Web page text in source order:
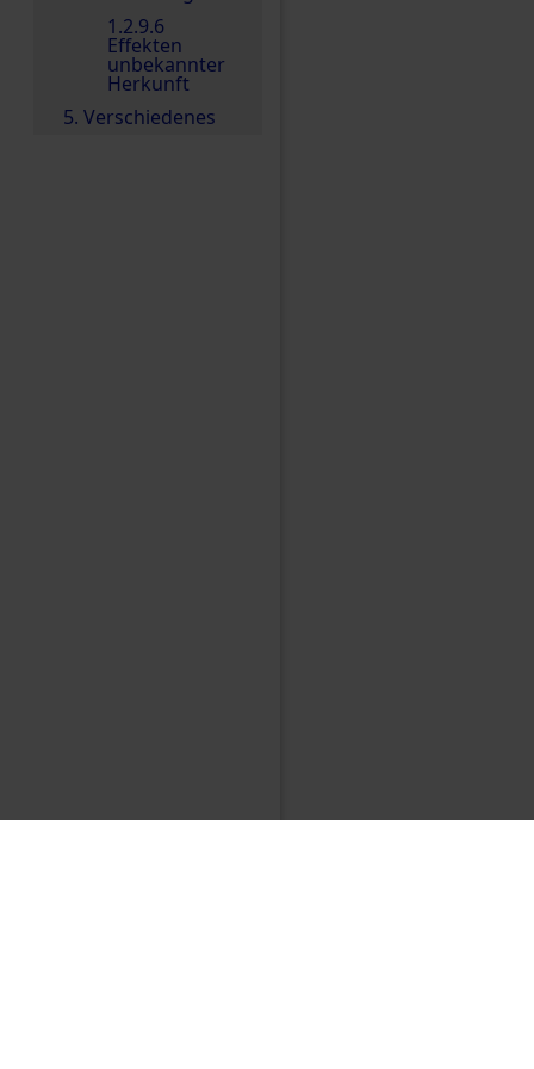
1.2.9.6
Effekten
unbekannter
Herkunft
5. Verschiedenes